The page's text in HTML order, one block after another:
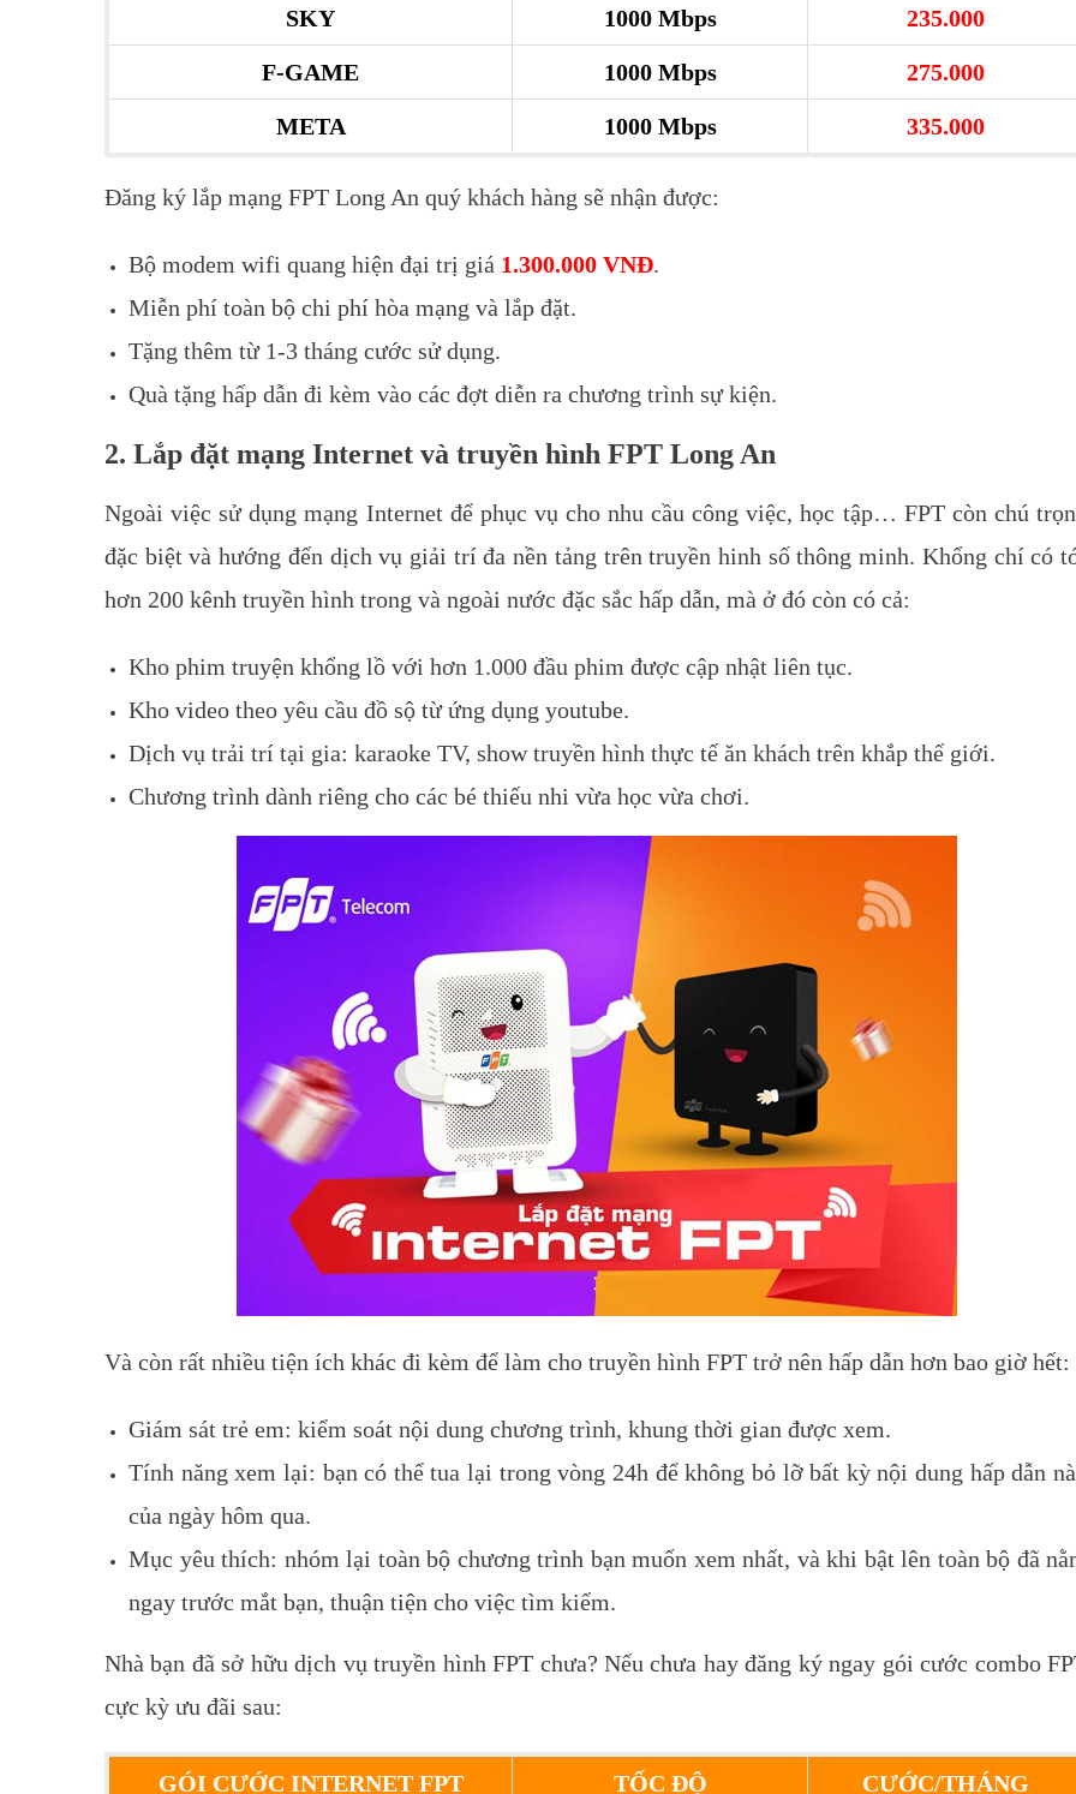
SKY 1000 Mbps 235.000
F-GAME 1000 Mbps 275.000
META 1000 Mbps 335.000
Đăng ký lắp mạng FPT Long An quý khách hàng sẽ nhận được:
Bộ modem wifi quang hiện đại trị giá 1.300.000 VNĐ.
Miễn phí toàn bộ chi phí hòa mạng và lắp đặt.
Tặng thêm từ 1-3 tháng cước sử dụng.
Quà tặng hấp dẫn đi kèm vào các đợt diễn ra chương trình sự kiện.
2. Lắp đặt mạng Internet và truyền hình FPT Long An
Ngoài việc sử dụng mạng Internet để phục vụ cho nhu cầu công việc, học tập… FPT còn chú
đặc biệt và hướng đến dịch vụ giải trí đa nền tảng trên truyền hinh số thông minh. Khổng chí có
hơn 200 kênh truyền hình trong và ngoài nước đặc sắc hấp dẫn, mà ở đó còn có cả:
Kho phim truyện khổng lồ với hơn 1.000 đầu phim được cập nhật liên tục.
Kho video theo yêu cầu đồ sộ từ ứng dụng youtube.
Dịch vụ trải trí tại gia: karaoke TV, show truyền hình thực tế ăn khách trên khắp thế giới.
Chương trình dành riêng cho các bé thiếu nhi vừa học vừa chơi.
Và còn rất nhiều tiện ích khác đi kèm để làm cho truyền hình FPT trở nên hấp dẫn hơn bao giờ hết:
Giám sát trẻ em: kiểm soát nội dung chương trình, khung thời gian được xem.
Tính năng xem lại: bạn có thể tua lại trong vòng 24h để không bỏ lỡ bất kỳ nội dung hấp dẫn
của ngày hôm qua.
Mục yêu thích: nhóm lại toàn bộ chương trình bạn muốn xem nhất, và khi bật lên toàn bộ đã
ngay trước mắt bạn, thuận tiện cho việc tìm kiếm.
Nhà bạn đã sở hữu dịch vụ truyền hình FPT chưa? Nếu chưa hay đăng ký ngay gói cước combo
cực kỳ ưu đãi sau:
GÓI CƯỚC INTERNET FPT TỐC ĐỘ CƯỚC/THÁNG